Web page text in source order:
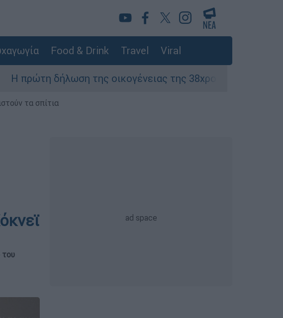
Food & Drink Travel Viral
της οικογένειας της 38χρονης Βρετανίδας που
τα σπίτια
του